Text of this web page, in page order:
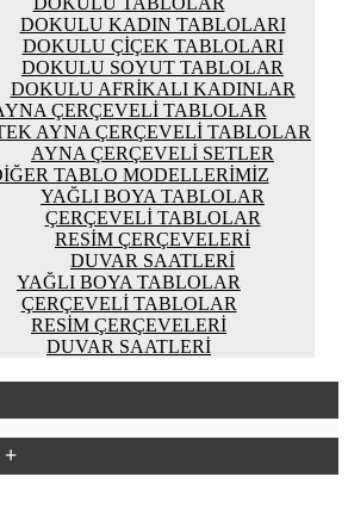
DOKULU KADIN TABLOLARI
DOKULU ÇIÇEK TABLOLARI
DOKULU SOYUT TABLOLAR
DOKULU AFRIKALI KADINLAR
ÇERÇEVELI TABLOLAR
AYNA ÇERÇEVELI TABLOLAR
AYNA ÇERÇEVELI SETLER
TABLO MODELLERIMIZ
YAĞLI BOYA TABLOLAR
ÇERÇEVELI TABLOLAR
RESIM ÇERÇEVELERI
DUVAR SAATLERI
YAĞLI BOYA TABLOLAR
ÇERÇEVELI TABLOLAR
RESIM ÇERÇEVELERI
DUVAR SAATLERI
+